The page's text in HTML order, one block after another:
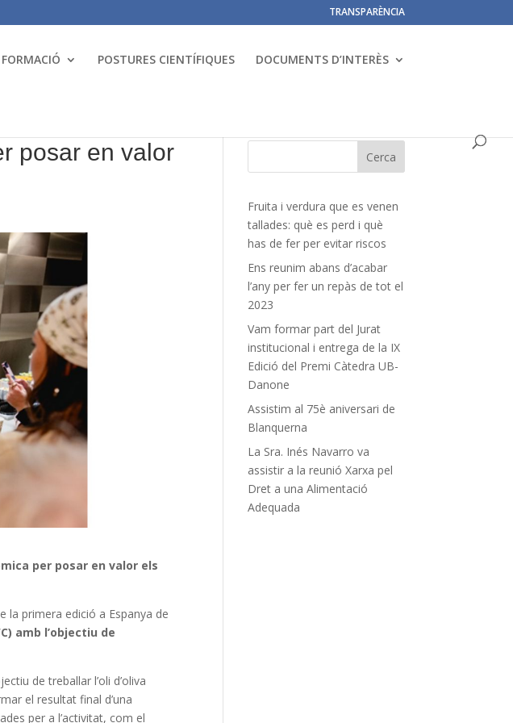
TRANSPARÈNCIA
FORMACIÓ POSTURES CIENTÍFIQUES DOCUMENTS D’INTERÈS
posar en valor
per posar en valor els
la primera edició a Espanya de
amb l’objectiu de
de treballar l’oli d’oliva
el resultat final d’una
per a l’activitat, com el
Fruita i verdura que es venen
tallades: què es perd i què
has de fer per evitar riscos
Ens reunim abans d’acabar
l’any per fer un repàs de tot el
2023
Vam formar part del Jurat
institucional i entrega de la IX
Edició del Premi Càtedra UB-
Danone
Assistim al 75è aniversari de
Blanquerna
La Sra. Inés Navarro va
assistir a la reunió Xarxa pel
Dret a una Alimentació
Adequada